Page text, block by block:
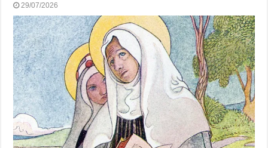
29/07/2026